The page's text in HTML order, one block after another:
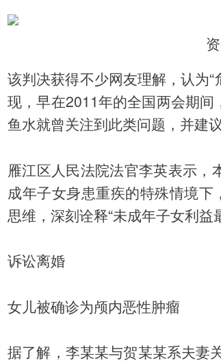
该判决获得不少网友理解，认为
现，早在2011年的全国两会期
鱼水就曾关注到此类问题，并建
雁江区人民法院法官李英表示
成年子女身患重疾的特殊情境下
思维，深刻诠释“未成年子女利益
诉讼离婚
女儿被确诊为颅内恶性肿瘤
据了解，李某某与贺某某系夫妻